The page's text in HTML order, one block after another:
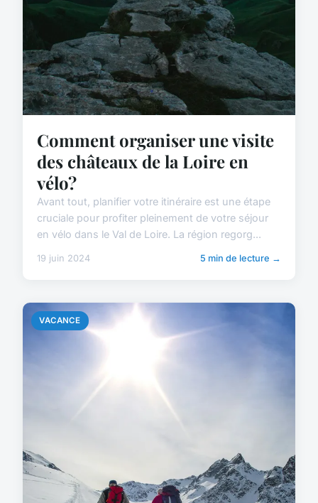
Comment organiser une visite
des châteaux de la Loire en
vélo?
Avant tout, planifier votre itinéraire est une étape
cruciale pour profiter pleinement de votre séjour
en vélo dans le Val de Loire. La région regorg...
19 juin 2024 5 min de lecture →
VACANCE